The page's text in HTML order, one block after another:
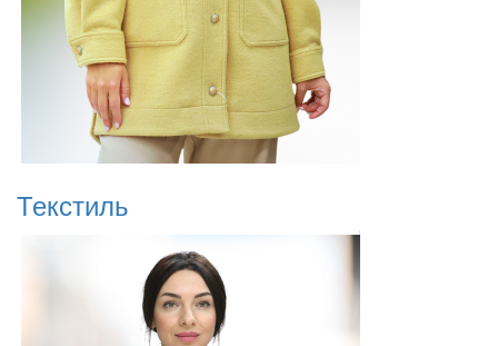
Текстиль